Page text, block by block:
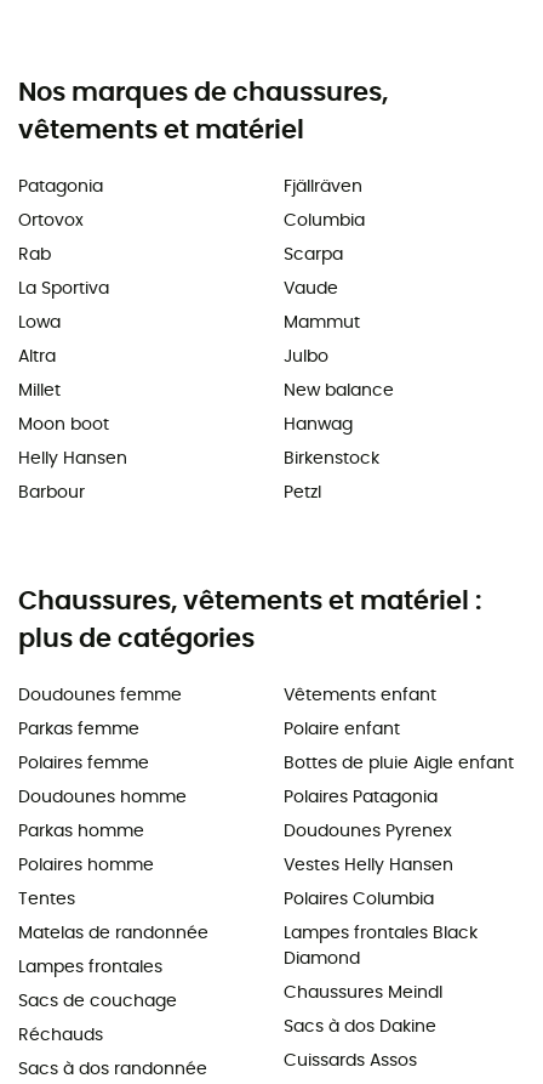
Nos marques de chaussures,
vêtements et matériel
Patagonia
Ortovox
Rab
La Sportiva
Lowa
Altra
Millet
Moon boot
Helly Hansen
Barbour
Fjällräven
Columbia
Scarpa
Vaude
Mammut
Julbo
New balance
Hanwag
Birkenstock
Petzl
Chaussures, vêtements et matériel :
plus de catégories
Doudounes femme
Parkas femme
Polaires femme
Doudounes homme
Parkas homme
Polaires homme
Tentes
Matelas de randonnée
Lampes frontales
Sacs de couchage
Réchauds
Sacs à dos randonnée
Vêtements enfant
Polaire enfant
Bottes de pluie Aigle enfant
Polaires Patagonia
Doudounes Pyrenex
Vestes Helly Hansen
Polaires Columbia
Lampes frontales Black
Diamond
Chaussures Meindl
Sacs à dos Dakine
Cuissards Assos